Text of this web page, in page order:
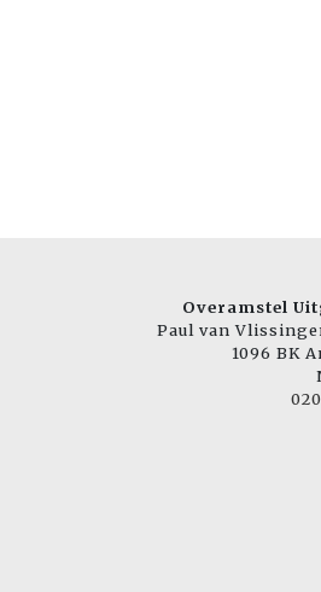
Overamstel
Paul van
1096 BK